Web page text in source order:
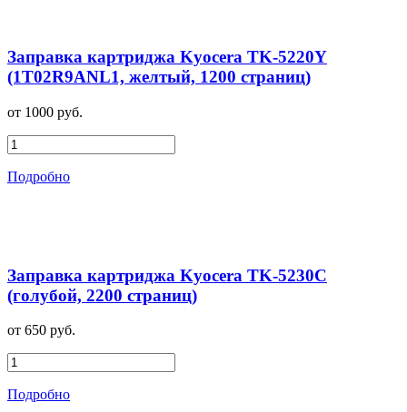
Заправка картриджа Kyocera TK-5220Y
(1T02R9ANL1, желтый, 1200 страниц)
от 1000 руб.
Подробно
Заправка картриджа Kyocera TK-5230C
(голубой, 2200 страниц)
от 650 руб.
Подробно